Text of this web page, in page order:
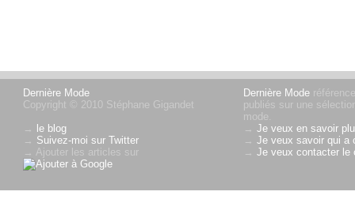
Dernière Mode
Copyright © 2010 Stéphane Gigandet
→ le blog
→ Suivez-moi sur Twitter
→ Ajouter les articles sur
Dernière Mode
publiés sur une
mode.
→Je veux en savoir
→Je veux savoir qui a
→Je veux contacter le